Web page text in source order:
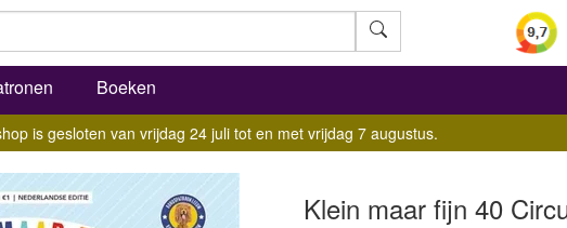
Zoeken
Boeken
is gesloten van vrijdag 24 juli tot en met vrijdag 7 augustus.
Klein maar fijn 40